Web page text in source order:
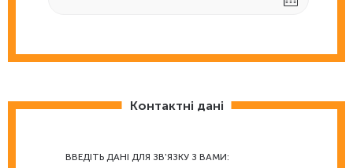
Контактні дані
ВВЕДІТЬ ДАНІ ДЛЯ ЗВ'ЯЗКУ З ВАМИ: